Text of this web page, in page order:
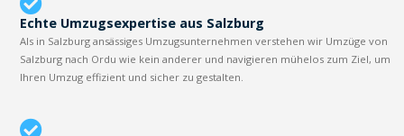
Echte Umzugsexpertise aus Salzburg
Als in Salzburg ansässiges Umzugsunternehmen verstehen wir Umzüge von
Salzburg nach Ordu wie kein anderer und navigieren mühelos zum Ziel, um
Ihren Umzug effizient und sicher zu gestalten.